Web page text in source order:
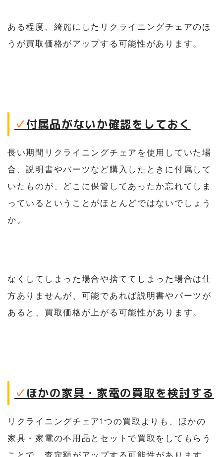
ある程度、綺麗にしたリクライニングチェアのほ
うが買取価格がアップする可能性があります。
✓付属品がないか確認をしておく
長い期間リクライニングチェアを使用していた場
合、説明書やパーツなど購入したときに付属して
いたものが、どこに保管してあったか忘れてしま
っているということがほとんどではないでしょう
か。
なくしてしまった場合や捨ててしまった場合は仕
方ありませんが、可能であれば説明書やパーツが
あると、買取価格が上がる可能性があります。
✓ ほかの家具・家電の買取を検討する
リクライニングチェア1つの買取よりも、ほかの
家具・家電の不用品とセットで買取をしてもらう
ことで、査定額がアップする可能性があります。